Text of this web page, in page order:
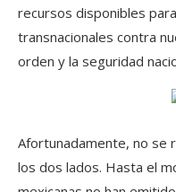
recursos disponibles
transnacionales contra
orden y la seguridad
Afortunadamente, no se
los dos lados. Hasta el